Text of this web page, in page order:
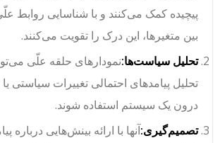
پیچیده کمک می‌کنند و با شناسایی روابط
بین متغیرها، این درک را تقویت می‌کنند.
تحلیل سیاست‌ها:نمودارهای حلقه علّی
تحلیل پیامدهای احتمالی تغییرات سیاستی یا
درون یک سیستم استفاده شوند.
تصمیم‌گیری:آنها با ارائه بینش‌هایی درباره